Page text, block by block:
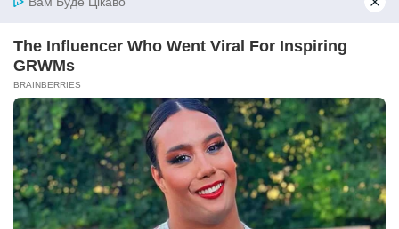
Технології, техніка та гаджети
Традиції
Трудове законодавство
Фільми